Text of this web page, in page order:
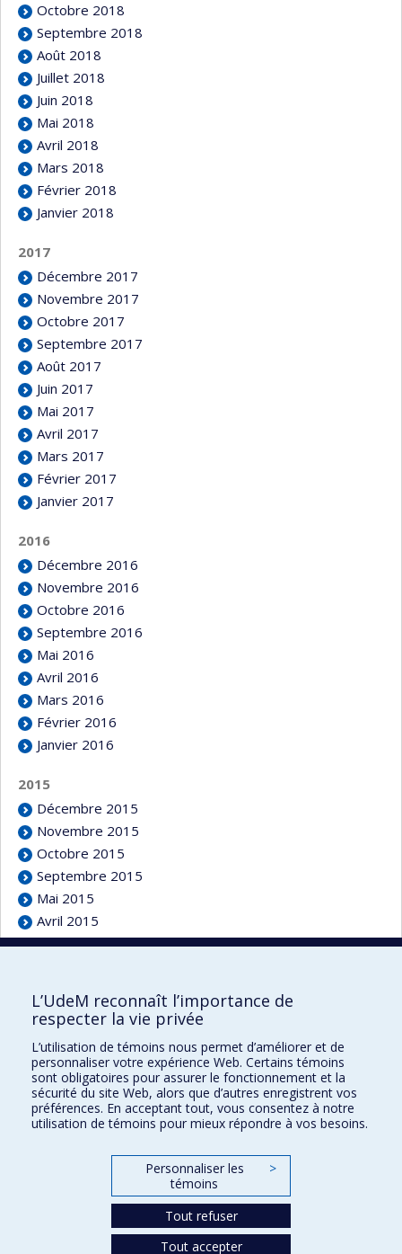
Octobre 2018
Septembre 2018
Août 2018
Juillet 2018
Juin 2018
Mai 2018
Avril 2018
Mars 2018
Février 2018
Janvier 2018
2017
Décembre 2017
Novembre 2017
Octobre 2017
Septembre 2017
Août 2017
Juin 2017
Mai 2017
Avril 2017
Mars 2017
Février 2017
Janvier 2017
2016
Décembre 2016
Novembre 2016
Octobre 2016
Septembre 2016
Mai 2016
Avril 2016
Mars 2016
Février 2016
Janvier 2016
2015
Décembre 2015
Novembre 2015
Octobre 2015
Septembre 2015
Mai 2015
Avril 2015
Mars 2015
Faculté des sciences de l'éducation
Pavillon Marie-Victorin
90, avenue Vincent-d'Indy
Montréal (Québec) H2V 2S9
L’UdeM reconnaît l’importance de
respecter la vie privée
L’utilisation de témoins nous permet d’améliorer et de
personnaliser votre expérience Web. Certains témoins
sont obligatoires pour assurer le fonctionnement et la
sécurité du site Web, alors que d’autres enregistrent vos
préférences. En acceptant tout, vous consentez à notre
utilisation de témoins pour mieux répondre à vos besoins.
Personnaliser les
témoins
>
Tout refuser
Tout accepter